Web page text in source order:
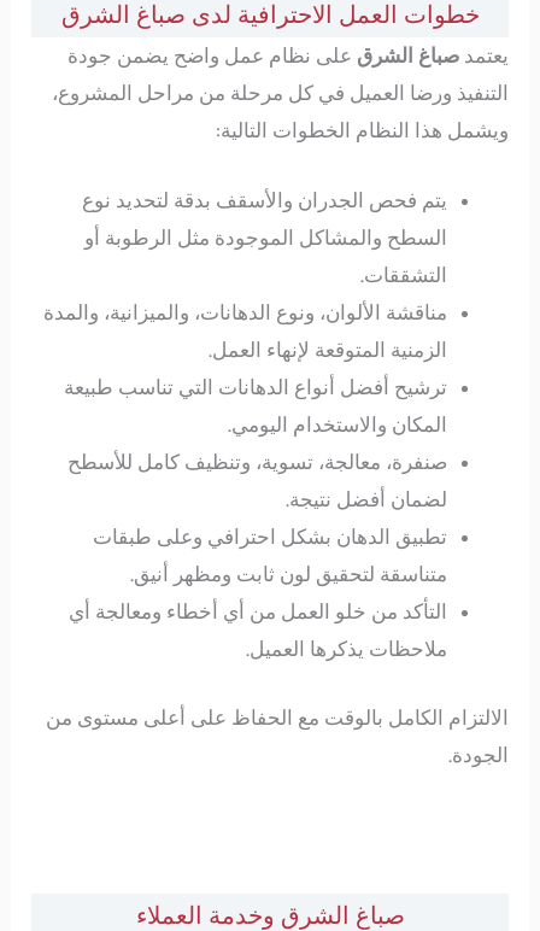
خطوات العمل الاحترافية لدى صباغ الشرق
يعتمدصباغ الشرق على نظام عمل واضح يضمن جودة
التنفيذ ورضا العميل في كل مرحلة من مراحل المشروع،
ويشمل هذا النظام الخطوات التالية:
يتم فحص الجدران والأسقف بدقة لتحديد نوع
السطح والمشاكل الموجودة مثل الرطوبة أو
التشققات.
مناقشة الألوان، ونوع الدهانات، والميزانية، والمدة
الزمنية المتوقعة لإنهاء العمل.
ترشيح أفضل أنواع الدهانات التي تناسب طبيعة
المكان والاستخدام اليومي.
صنفرة، معالجة، تسوية، وتنظيف كامل للأسطح
لضمان أفضل نتيجة.
تطبيق الدهان بشكل احترافي وعلى طبقات
متناسقة لتحقيق لون ثابت ومظهر أنيق.
التأكد من خلو العمل من أي أخطاء ومعالجة أي
ملاحظات يذكرها العميل.
الالتزام الكامل بالوقت مع الحفاظ على أعلى مستوى من
الجودة.
صباغ الشرق وخدمة العملاء